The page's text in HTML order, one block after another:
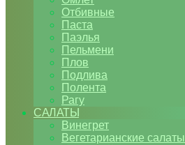
Отбивные
Паста
Паэлья
Пельмени
Плов
Подлива
Полента
Рагу
САЛАТЫ
Винегрет
Вегетарианские салаты